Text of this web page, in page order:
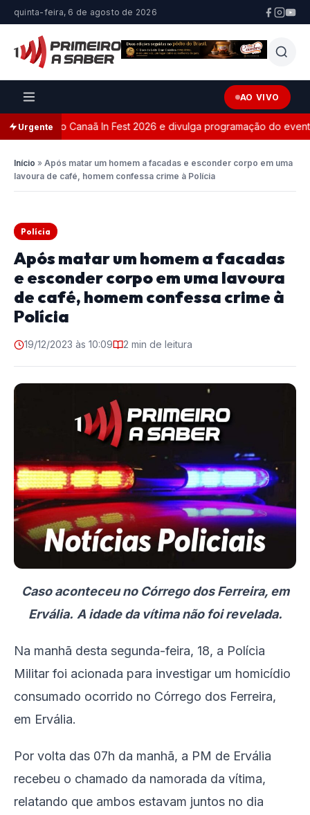
quinta-feira, 6 de agosto de 2026
AO VIVO
Urgente
oficial do Canaã In Fest 2026 e divulga programação do evento
Início » Após matar um homem a facadas e esconder corpo em uma
lavoura de café, homem confessa crime à Polícia
Polícia
Após matar um homem a facadas
e esconder corpo em uma lavoura
de café, homem confessa crime à
Polícia
19/12/2023 às 10:09 2 min de leitura
Caso aconteceu no Córrego dos Ferreira, em
Ervália. A idade da vítima não foi revelada.
Na manhã desta segunda-feira, 18, a Polícia
Militar foi acionada para investigar um homicídio
consumado ocorrido no Córrego dos Ferreira,
em Ervália.
Por volta das 07h da manhã, a PM de Ervália
recebeu o chamado da namorada da vítima,
relatando que ambos estavam juntos no dia